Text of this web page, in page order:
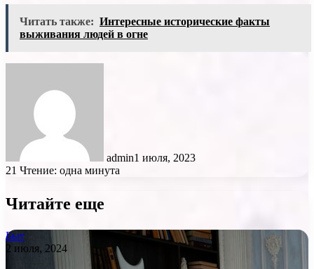
Читать также: Интересные исторические факты
выживания людей в огне
admin1 июля, 2023
21 Чтение: одна минута
Читайте еще
Быт
2 июля, 2024